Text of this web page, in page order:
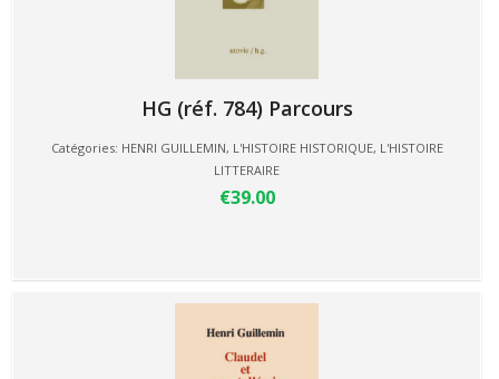
HG (réf. 784) Parcours
Catégories: HENRI GUILLEMIN, L'HISTOIRE HISTORIQUE, L'HISTOIRE
LITTERAIRE
€39.00